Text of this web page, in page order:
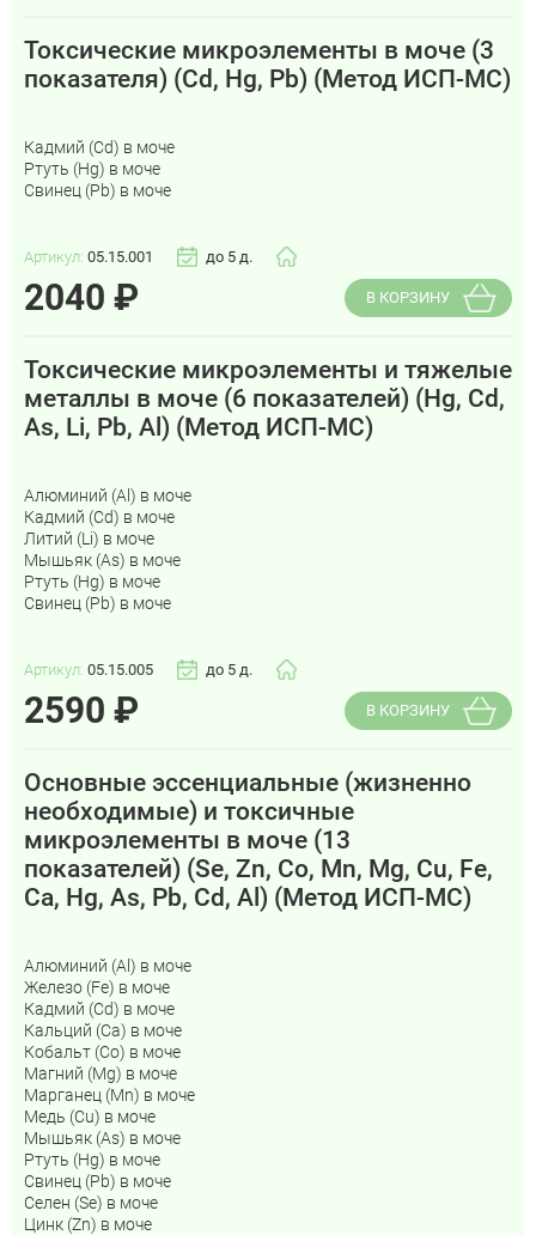
Токсические микроэлементы в моче (3
показателя) (Cd, Hg, Pb) (Метод ИСП-МС)
Кадмий (Cd) в моче
Ртуть (Hg) в моче
Свинец (Pb) в моче
Артикул: 05.15.001 до 5 д.
2040 ₽ В КОРЗИНУ
Токсические микроэлементы и тяжелые
металлы в моче (6 показателей) (Hg, Cd,
As, Li, Pb, Al) (Метод ИСП-МС)
Алюминий (Al) в моче
Кадмий (Cd) в моче
Литий (Li) в моче
Мышьяк (As) в моче
Ртуть (Hg) в моче
Свинец (Pb) в моче
Артикул: 05.15.005 до 5 д.
2590 ₽ В КОРЗИНУ
Основные эссенциальные (жизненно
необходимые) и токсичные
микроэлементы в моче (13
показателей) (Se, Zn, Co, Mn, Mg, Cu, Fe,
Ca, Hg, As, Pb, Cd, Al) (Метод ИСП-МС)
Алюминий (Al) в моче
Железо (Fe) в моче
Кадмий (Cd) в моче
Кальций (Са) в моче
Кобальт (Co) в моче
Магний (Mg) в моче
Марганец (Mn) в моче
Медь (Cu) в моче
Мышьяк (As) в моче
Ртуть (Hg) в моче
Свинец (Pb) в моче
Селен (Se) в моче
Цинк (Zn) в моче